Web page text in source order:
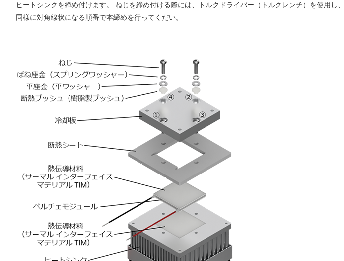
ヒートシンクを締め付けます。 ねじを締め付ける際には、トルクドライバー（トルクレンチ）を使
同様に対角線状になる順番で本締めを行ってくだい。